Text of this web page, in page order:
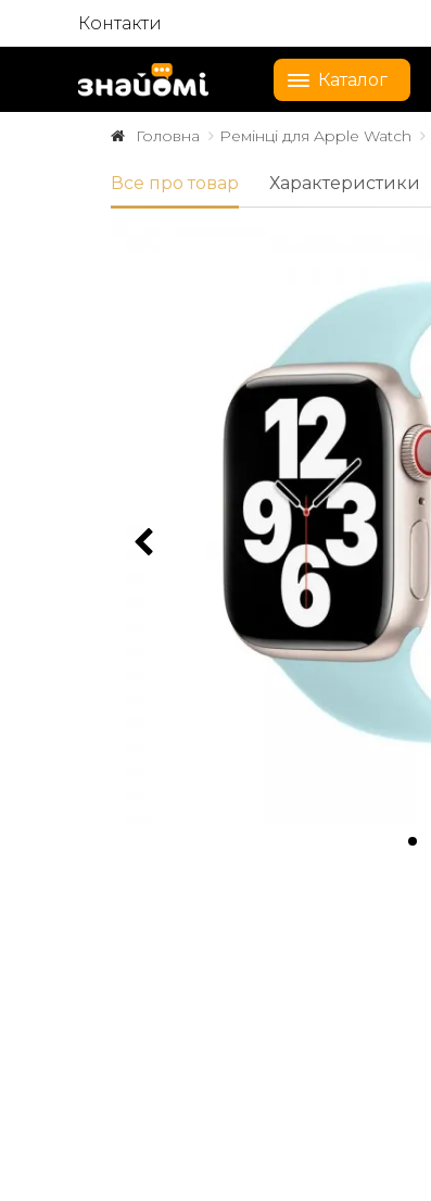
Контакти
Каталог
Головна Ремінці для Apple Watch
Все про товар Характеристики